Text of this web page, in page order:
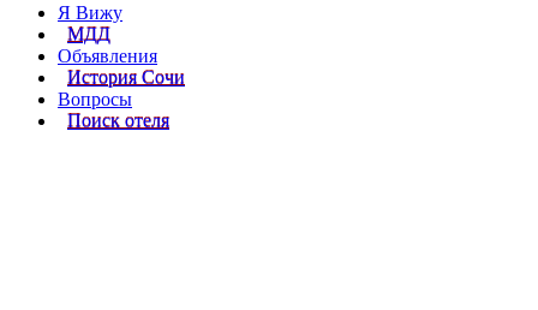
Я Вижу
МДД
Объявления
История Сочи
Вопросы
Поиск отеля